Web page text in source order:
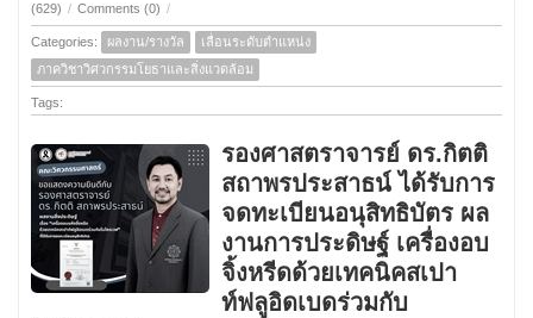
(629) / Comments (0) /
Categories: ผลงาน/รางวัล
เลื่อนระดับตำแหน่ง
ภาควิชาวิศวกรรมโยธาและสิ่งแวดล้อม
Tags:
รองศาสตราจารย์ ดร.กิตติ
สถาพรประสาธน์ ได้รับการ
จดทะเบียนอนุสิทธิบัตร ผล
งานการประดิษฐ์ เครื่องอบ
จิ้งหรีดด้วยเทคนิคสเปา
ท์ฟลูอิดเบดร่วมกับ